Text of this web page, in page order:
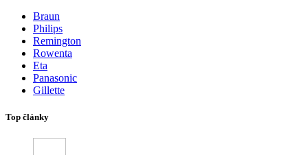
Braun
Philips
Remington
Rowenta
Eta
Panasonic
Gillette
Top články